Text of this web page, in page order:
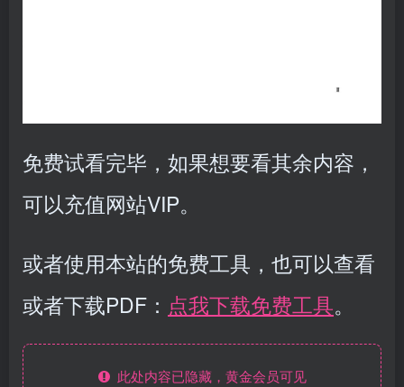
免费试看完毕，如果想要看其余内容，
可以充值网站VIP。
或者使用本站的免费工具，也可以查看
或者下载PDF： 点我下载免费工具。
此处内容已隐藏，黄金会员可见